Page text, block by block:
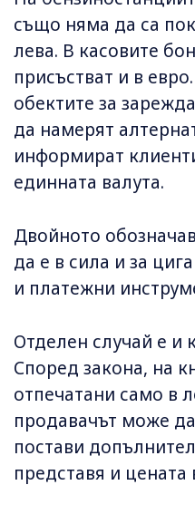
също няма да са
лева. В касовите
присъстват и в
обектите за
да намерят
информират
единната валута.
Двойното
да е в сила и за
и платежни
Отделен случай е и
Според закона, на
отпечатани само в
продавачът може да
постави
представя и цената